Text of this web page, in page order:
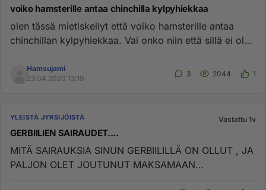
voiko hamsterille antaa chinchilla kylpyhiekkaa
olen tässä mietiskellyt että voiko hamsterille antaa
chinchillan kylpyhiekkaa. Vai onko niin että sillä ei ole
Hamsujami
23.04.2020 13:19
3 2044 1
YLEISTÄ JYRSIJÖISTÄ Vastattu 1v
GERBIILIEN SAIRAUDET....
MITÄ SAIRAUKSIA SINUN GERBIILILLÄ ON OLLUT , JA
PALJON OLET JOUTUNUT MAKSAMAAN